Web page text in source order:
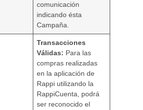
comunicación
indicando ésta
Campaña.
Transacciones
Válidas: Para las
compras realizadas
en la aplicación de
Rappi utilizando la
RappiCuenta, podrá
ser reconocido el